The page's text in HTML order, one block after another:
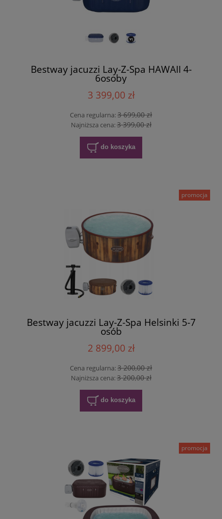
Bestway jacuzzi Lay-Z-Spa HAWAII 4-
6osoby
3 399,00 zł
Cena regularna:3 699,00 zł
Najniższa cena:3 399,00 zł
do koszyka
Bestway jacuzzi Lay-Z-Spa Helsinki 5-7
osób
2 899,00 zł
Cena regularna:3 200,00 zł
Najniższa cena:3 200,00 zł
do koszyka
promocja
promocja